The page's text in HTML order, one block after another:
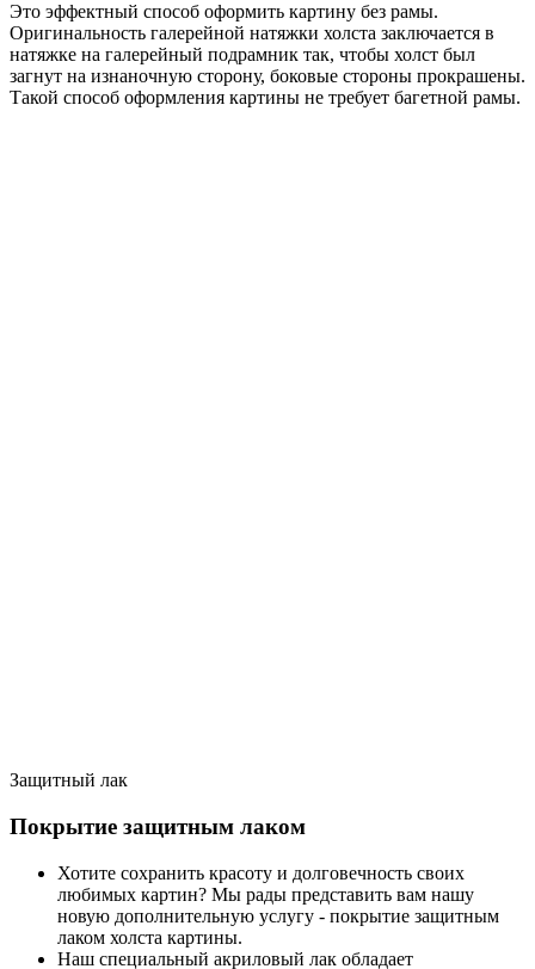
Это эффектный способ оформить картину без рамы.
Оригинальность галерейной натяжки холста заключается в
натяжке на галерейный подрамник так, чтобы холст был
загнут на изнаночную сторону, боковые стороны прокрашены.
Такой способ оформления картины не требует багетной рамы.
Защитный лак
Покрытие защитным лаком
Хотите сохранить красоту и долговечность своих
любимых картин? Мы рады представить вам нашу
новую дополнительную услугу - покрытие защитным
лаком холста картины.
Наш специальный акриловый лак обладает